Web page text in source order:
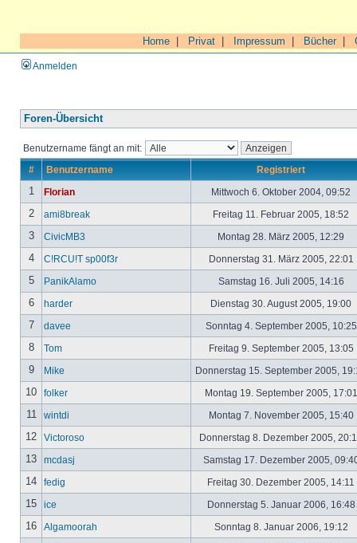
Home Privat Impressum Bücher|
Anmelden
Foren-Übersicht
Benutzername fängt an mit:
# Benutzername Registriert
1 Florian Mittwoch 6. Oktober 2004, 09:52
2 ami8break Freitag 11. Februar 2005, 18:52
3 CivicMB3 Montag 28. März 2005, 12:29
4 C!RCU!T sp00f3r Donnerstag 31. März 2005, 22:01
5 PanikAlamo Samstag 16. Juli 2005, 14:16
6 harder Dienstag 30. August 2005, 19:00
7 davee Sonntag 4. September 2005,
8 Tom Freitag 9. September 2005, 13:05
9 Mike Donnerstag 15. September 2005,
10 folker Montag 19. September 2005,
11 wintdi Montag 7. November 2005, 15:40
12 Victoroso Donnerstag 8. Dezember 2005,
13 mcdasj Samstag 17. Dezember 2005,
14 fedig Freitag 30. Dezember 2005, 14:11
15 ice Donnerstag 5. Januar 2006, 16:48
16 Algamoorah Sonntag 8. Januar 2006, 19:12